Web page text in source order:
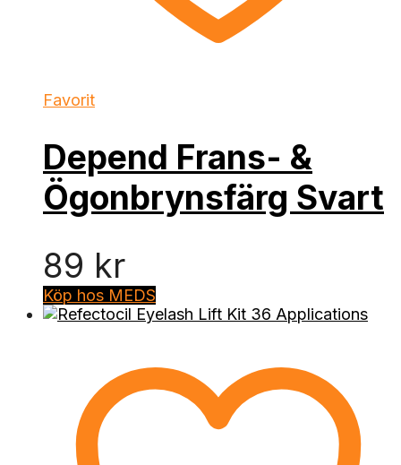
Favorit
Depend Frans- &
Ögonbrynsfärg Svart
89 kr
Köp hos MEDS